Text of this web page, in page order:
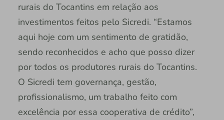
rurais do Tocantins em relação aos
investimentos feitos pelo Sicredi. “Estamos
aqui hoje com um sentimento de gratidão,
sendo reconhecidos e acho que posso dizer
por todos os produtores rurais do Tocantins.
O Sicredi tem governança, gestão,
profissionalismo, um trabalho feito com
excelência por essa cooperativa de crédito”,